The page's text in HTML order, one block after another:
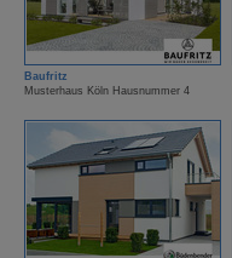
Baufritz
Musterhaus Köln Hausnummer 4